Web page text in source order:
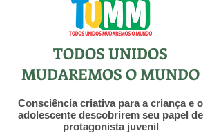
TODOS UNIDOS
MUDAREMOS O MUNDO
Consciência criativa para a criança e o
adolescente descobrirem seu papel de
protagonista juvenil